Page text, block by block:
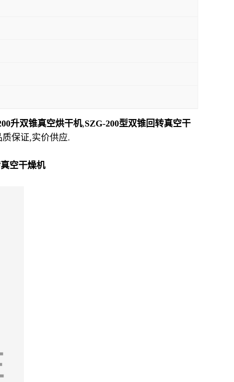
升双锥真空烘干机,SZG-200型双锥回转真空干
保证,实价供应.
空干燥机